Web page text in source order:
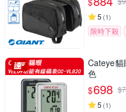
5 (1)
限時下殺
Cateye
色
$698 $
5 (1)